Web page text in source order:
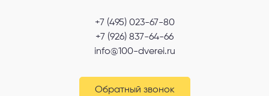
+7 (495) 023-67-80
+7 (926) 837-64-66
info@100-dverei.ru
Обратный звонок